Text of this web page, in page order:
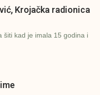
Krojačka radionica
šiti kad je imala 15 godina i